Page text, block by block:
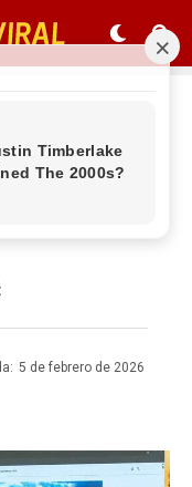
5 de febrero de 2026